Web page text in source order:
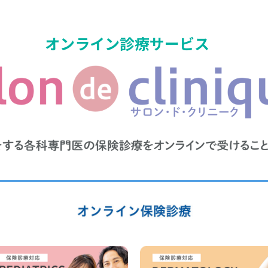
オンライン診療サービス